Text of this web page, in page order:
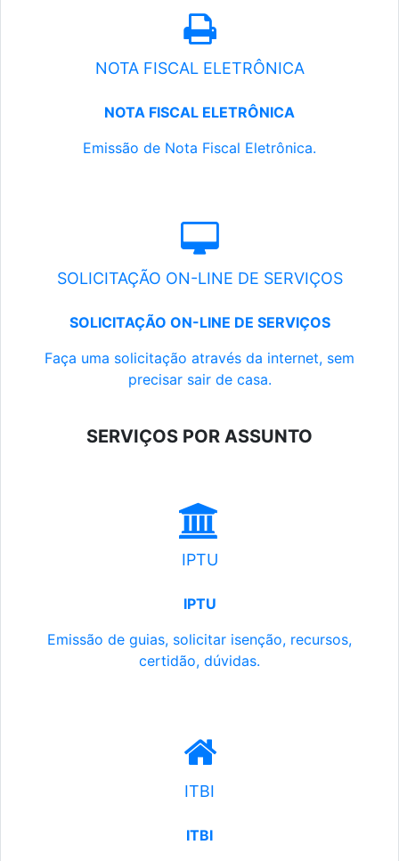
NOTA FISCAL ELETRÔNICA
NOTA FISCAL ELETRÔNICA
Emissão de Nota Fiscal Eletrônica.
SOLICITAÇÃO ON-LINE DE SERVIÇOS
SOLICITAÇÃO ON-LINE DE SERVIÇOS
Faça uma solicitação através da internet, sem
precisar sair de casa.
SERVIÇOS POR ASSUNTO
IPTU
IPTU
Emissão de guias, solicitar isenção, recursos,
certidão, dúvidas.
ITBI
ITBI